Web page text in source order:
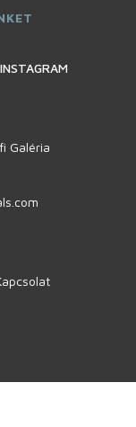
INSTAGRAM
Galéria